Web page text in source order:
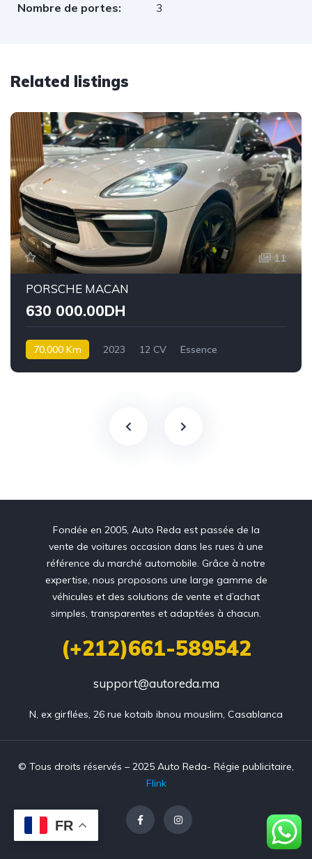
Nombre de portes:
3
Related listings
11
PORSCHE MACAN
630 000.00DH
70,000 Km 2023 12 CV Essence
Fondée en 2005, Auto Reda est passée de la
vente de voitures occasion dans les rues à une
référence du marché automobile. Grâce à notre
expertise, nous proposons une large gamme de
véhicules et des solutions de vente et d’achat
simples, transparentes et adaptées à chacun.
(+212)661-589542
support@autoreda.ma
N, ex girflées, 26 rue kotaib ibnou mouslim, Casablanca
© Tous droits réservés – 2025 Auto Reda- Régie publicitaire,
Flink
FR